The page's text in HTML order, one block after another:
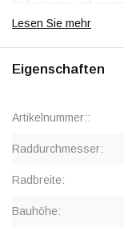
Rabatt ab 50 Stück
Lesen Sie mehr
Eigenschaften
Artikelnummer::
Raddurchmesser:
Radbreite:
Bauhöhe: